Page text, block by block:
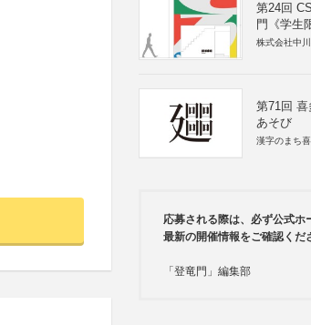
第24回
門《学生
株式会社中
第71回
あそび
漢字のまち
応募される際は、必ず公式ホ
最新の開催情報をご確認くだ
「登竜門」編集部